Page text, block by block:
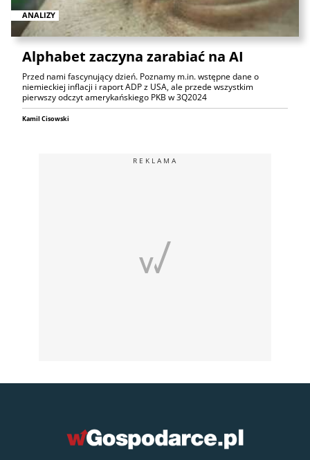
ANALIZY
Alphabet zaczyna zarabiać na AI
Przed nami fascynujący dzień. Poznamy m.in. wstępne dane o
niemieckiej inflacji i raport ADP z USA, ale przede wszystkim
pierwszy odczyt amerykańskiego PKB w 3Q2024
Kamil Cisowski
REKLAMA